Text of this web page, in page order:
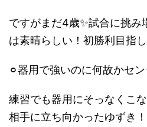
ですがまだ4歳✨試合に挑み
は素晴らしい！初勝利目指
⚪︎器用で強いのに何故かセ
練習でも器用にそっなくこ
相手に立ち向かったゆずき